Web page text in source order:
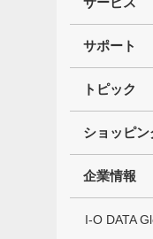
サポート
トピック
ショッピン
企業情報
I-O DATA